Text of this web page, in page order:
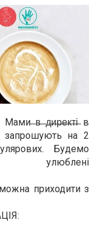
̶в̶ ̶д̶и̶р̶е̶к̶т̶і̶ в
запрошують на 2
Будемо
улюблені
приходити з